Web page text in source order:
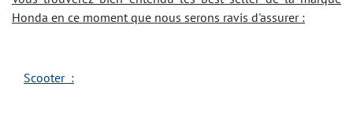
Honda en ce moment que nous serons ravis d'assurer :
Scooter :